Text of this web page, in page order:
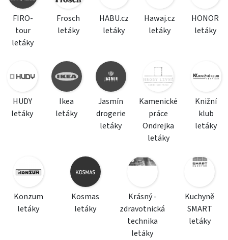
FIRO-
tour
letáky
Frosch
letáky
HABU.cz
letáky
Hawaj.cz
letáky
HONOR
letáky
HUDY
letáky
Ikea
letáky
Jasmín
drogerie
letáky
Kamenické
práce
Ondrejka
letáky
Knižní
klub
letáky
Konzum
letáky
Kosmas
letáky
Krásný -
zdravotnická
technika
letáky
Kuchyně
SMART
letáky